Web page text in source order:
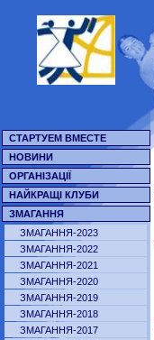
СТАРТУЕМ ВМЕСТЕ
НОВИНИ
ОРГАНІЗАЦІЇ
НАЙКРАЩІ КЛУБИ
ЗМАГАННЯ
ЗМАГАННЯ-2023
ЗМАГАННЯ-2022
ЗМАГАННЯ-2021
ЗМАГАННЯ-2020
ЗМАГАННЯ-2019
ЗМАГАННЯ-2018
ЗМАГАННЯ-2017